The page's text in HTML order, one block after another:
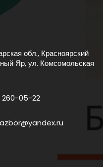
обл., Красноярский
Яр, ул. Комсомольская
260-05-22